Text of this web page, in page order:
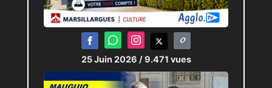
25 Juin 2026 / 9.471 vues